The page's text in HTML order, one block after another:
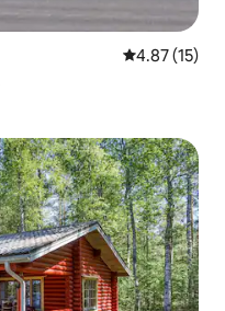
從 15 則評價
4.87 (15)